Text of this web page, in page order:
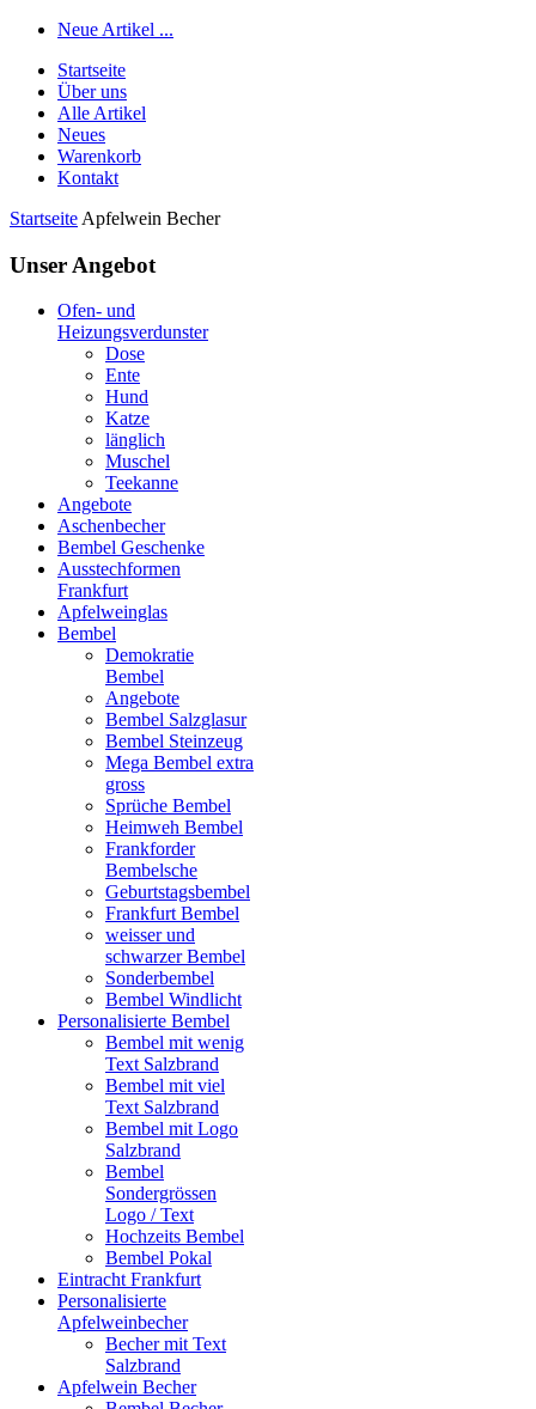
Neue Artikel ...
Startseite
Über uns
Alle Artikel
Neues
Warenkorb
Kontakt
Startseite Apfelwein Becher
Unser Angebot
Ofen- und
Heizungsverdunster
Dose
Ente
Hund
Katze
länglich
Muschel
Teekanne
Angebote
Aschenbecher
Bembel Geschenke
Ausstechformen
Frankfurt
Apfelweinglas
Bembel
Demokratie
Bembel
Angebote
Bembel Salzglasur
Bembel Steinzeug
Mega Bembel extra
gross
Sprüche Bembel
Heimweh Bembel
Frankforder
Bembelsche
Geburtstagsbembel
Frankfurt Bembel
weisser und
schwarzer Bembel
Sonderbembel
Bembel Windlicht
Personalisierte Bembel
Bembel mit wenig
Text Salzbrand
Bembel mit viel
Text Salzbrand
Bembel mit Logo
Salzbrand
Bembel
Sondergrössen
Logo / Text
Hochzeits Bembel
Bembel Pokal
Eintracht Frankfurt
Personalisierte
Apfelweinbecher
Becher mit Text
Salzbrand
Apfelwein Becher